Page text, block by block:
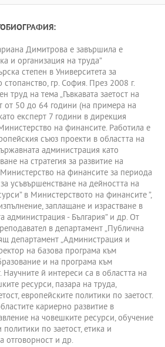
Димитрова е завършила е
и организация на труда”
степен в Университета за
гр. София. През 2008 г.
труд на тема „Гъвкавата заетост на
от 50 до 64 години (на примера на
експерт 7 години в дирекция
на финансите. Работила е
съюз проекти в областта на
администрация като
на стратегия за развитие на
на финансите за периода
усъвършенстване на дейността на
в Министерството на финансите ”,
заплащане и израстване в
администрация - България” и др. От
в департамент „Публична
департамент „Администрация и
на базова програма към
и на програма към
Научните й интереси са в областта на
ресурси, пазара на труда,
европейските политики по заетост.
кариерно развитие в
на човешките ресурси, обучение
по заетост, етика и
отговорност и др.